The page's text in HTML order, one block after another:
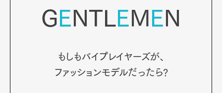
G ENTLEM EN
もしもバイプレイヤーズが、
ファッションモデルだったら?